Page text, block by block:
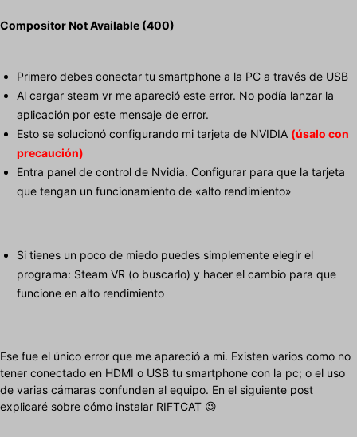
Compositor Not Available (400)
Primero debes conectar tu smartphone a la PC a través de USB
Al cargar steam vr me apareció este error. No podía lanzar la
aplicación por este mensaje de error.
Esto se solucionó configurando mi tarjeta de NVIDIA (úsalo con
precaución)
Entra panel de control de Nvidia. Configurar para que la tarjeta
que tengan un funcionamiento de «alto rendimiento»
Si tienes un poco de miedo puedes simplemente elegir el
programa: Steam VR (o buscarlo) y hacer el cambio para que
funcione en alto rendimiento
Ese fue el único error que me apareció a mi. Existen varios como no
tener conectado en HDMI o USB tu smartphone con la pc; o el uso
de varias cámaras confunden al equipo. En el siguiente post
explicaré sobre cómo instalar RIFTCAT 😉